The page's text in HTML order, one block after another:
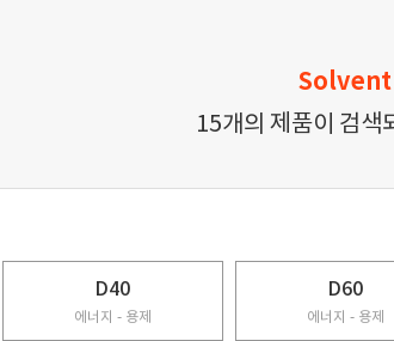
Solvent
15개의 제품이 검색
D40
에너지 - 용제
D60
에너지 - 용제